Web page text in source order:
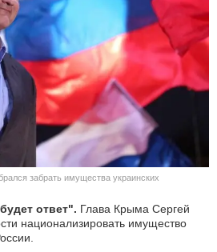
ОБЩЕСТВО
КУЛЬТУРА
НАУКА
СПОРТ
БИЗНЕС
И МОТО
ЭГОИЗМ
забрать имущества украинских
ответ". Глава Крыма Сергей
национализировать имущество